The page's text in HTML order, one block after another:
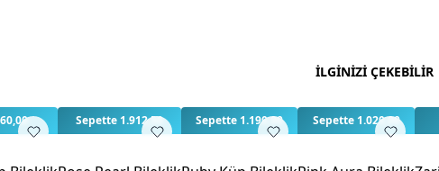
İLGİNİZİ ÇEKEBİLİR
Sepette 1.912,50 Sepette 1.190,00 Sepette 1.020,00